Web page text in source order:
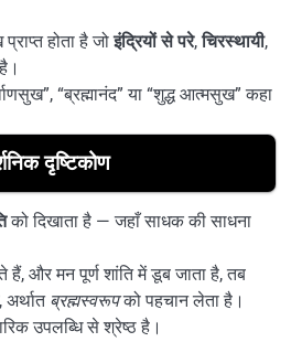
होता है जोइंद्रियों से परे,चिरस्थायी,
“ब्रह्मानंद” या “शुद्ध आत्मसुख” कहा
दृष्टिकोण
को दिखाता है — जहाँ साधक की साधना
हैं, और मन पूर्ण शांति में डूब जाता है, तब
, अर्थात ब्रह्मस्वरूपको पहचान लेता है।
उपलब्धि से श्रेष्ठ है।